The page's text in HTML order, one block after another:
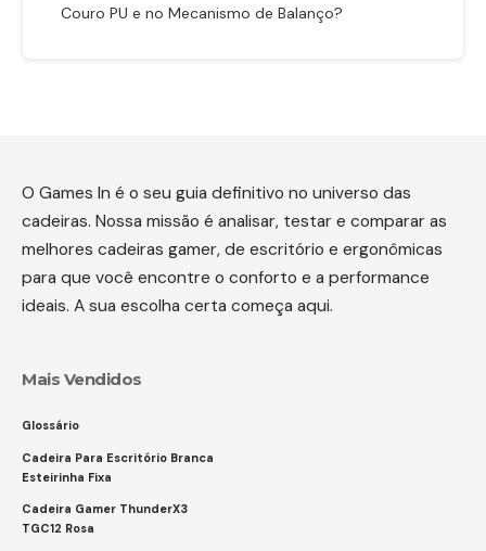
Couro PU e no Mecanismo de Balanço?
O Games In é o seu guia definitivo no universo das
cadeiras. Nossa missão é analisar, testar e comparar as
melhores cadeiras gamer, de escritório e ergonômicas
para que você encontre o conforto e a performance
ideais. A sua escolha certa começa aqui.
Mais Vendidos
Glossário
Cadeira Para Escritório Branca
Esteirinha Fixa
Cadeira Gamer ThunderX3
TGC12 Rosa